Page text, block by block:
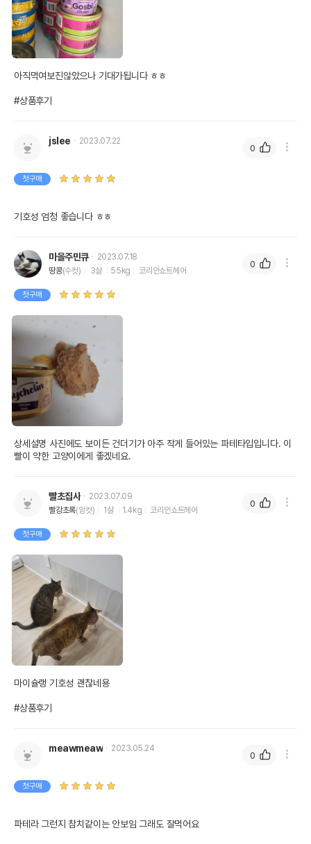
아직먹여보진않았으나 기대가됩니다 ㅎㅎ
#상품후기
jslee 2023.07.22
첫구매
기호성 엄청 좋습니다 ㅎㅎ
0
마을주민큐
2023.07.18
땅콩(수컷) 3살 55kg 코리안쇼트헤어
첫구매
상세설명 사진에도 보이든 건더기가 아주 작게 들어있는 파테타입입니다. 이
빨이 약한 고양이에게 좋겠네요.
0
빨초집사
2023.07.09
빨강초록(암컷) 1살 1.4kg 코리안쇼트헤어
첫구매
마이슐랭 기호성 괜찮네용
#상품후기
0
meawmeaw 2023.05.24
첫구매
파테라 그런지 참치같이는 안보임 그래도 잘먹어요
0